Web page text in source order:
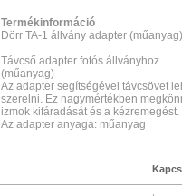
Termékinformáció
Dörr TA-1 állvány adapter
Távcső adapter fotós állványhoz
(műanyag)
Az adapter segítségével távcsövet
szerelni. Ez nagymértékben
izmok kifáradását és a kézremegést.
Az adapter anyaga: műanyag